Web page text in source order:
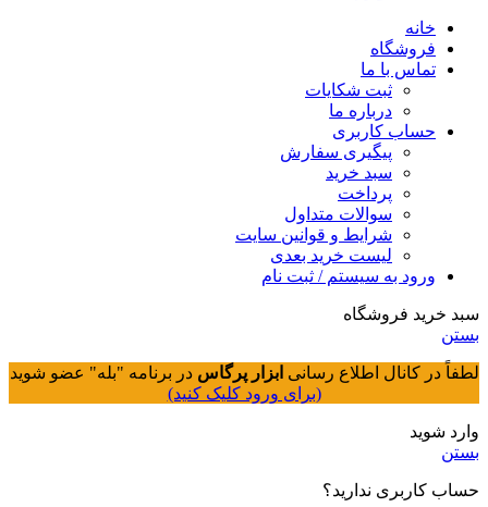
خانه
فروشگاه
تماس با ما
ثبت شکایات
درباره ما
حساب کاربری
پیگیری سفارش
سبد خرید
پرداخت
سوالات متداول
شرایط و قوانین سایت
لیست خرید بعدی
ورود به سیستم / ثبت نام
سبد خرید فروشگاه
بستن
لطفاً در کانال اطلاع رسانی ابزار پرگاس در برنامه "بله" عضو شوید
(برای ورود کلیک کنید)
وارد شوید
بستن
حساب کاربری ندارید؟